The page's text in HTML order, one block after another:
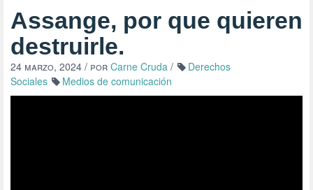
Assange, por que quieren
destruirle.
24 marzo, 2024 / por Carne Cruda /
Derechos
Sociales
Medios de comunicación